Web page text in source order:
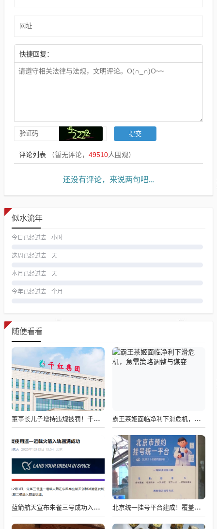
快捷回复：
评论列表 （暂无评论， 49510人围观）
还没有评论，来说两句吧...
似水流年
今日已经过去 小时
这周已经过去 天
本月已经过去 天
今年已经过去 个月
随便看看
董事长儿子增持违规被罚！千红制药市值128亿，半年净赚2.58亿却踩雷信托5年 霸王茶姬面临净利下滑危机，急需策略调整与谋变
蓝箭航天宣布朱雀三号成功入轨，技术突破五大项，深入排查回收失败原因 北京统一挂号平台建成！覆盖近300家二三甲医院号源